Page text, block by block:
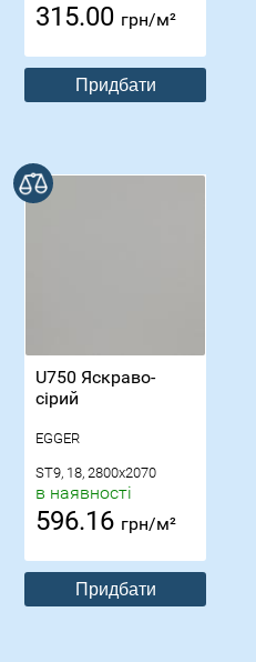
315.00 грн/м²
Придбати
U750 Яскраво-
сірий
EGGER
ST9, 18, 2800x2070
в наявності
596.16 грн/м²
Придбати